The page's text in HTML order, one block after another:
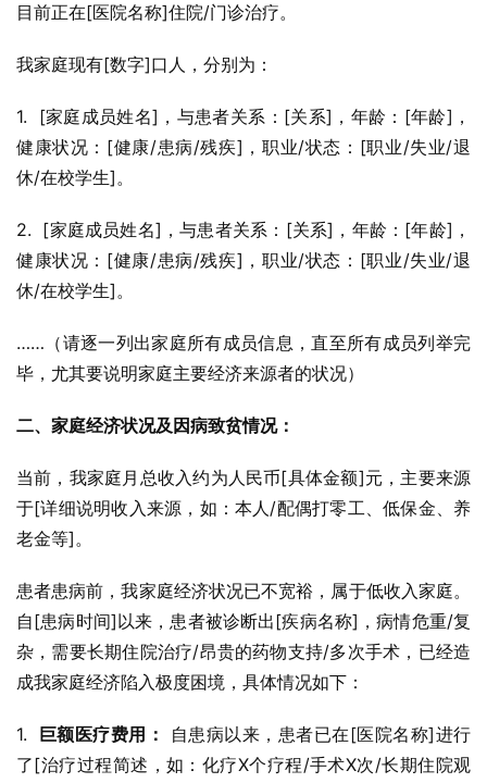
目前正在[医院名称]住院/门诊治疗。
我家庭现有[数字]口人，分别为：
1.  [家庭成员姓名]，与患者关系：[关系]，年龄：[年龄]，
健康状况：[健康/患病/残疾]，职业/状态：[职业/失业/退
休/在校学生]。
2.  [家庭成员姓名]，与患者关系：[关系]，年龄：[年龄]，
健康状况：[健康/患病/残疾]，职业/状态：[职业/失业/退
休/在校学生]。
……（请逐一列出家庭所有成员信息，直至所有成员列举完
毕，尤其要说明家庭主要经济来源者的状况）
二、家庭经济状况及因病致贫情况：
当前，我家庭月总收入约为人民币[具体金额]元，主要来源
于[详细说明收入来源，如：本人/配偶打零工、低保金、养
老金等]。
患者患病前，我家庭经济状况已不宽裕，属于低收入家庭。
自[患病时间]以来，患者被诊断出[疾病名称]，病情危重/复
杂，需要长期住院治疗/昂贵的药物支持/多次手术，已经造
成我家庭经济陷入极度困境，具体情况如下：
1. 巨额医疗费用：
自患病以来，患者已在[医院名称]进行
了[治疗过程简述，如：化疗X个疗程/手术X次/长期住院观